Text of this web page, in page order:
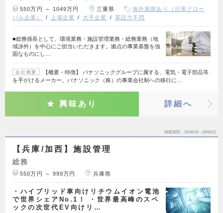
550万円 ～ 1049万円 三重県
海外展開あり（日系グロー
バル企業）
上場企業 大手企業 英語力不問
■総務係長として、環境業務・施設管理業務・総務業務（地
域渉外）を中心にご担当いただきます。拠点の事業基盤を強
固なものにし…
会社概要
【概要・特徴】 パナソニックグループに属する、電気・電子部品等
を手がけるメーカー。パナソニック（株）の事業会社制への移行に…
興味あり 詳細へ
掲載期間 26/06/18～26/08/12
【兵庫/加西】施設管理
総務
550万円 ～ 999万円 兵庫県
・ハイブリッド車向けリチウムイオン電池
で世界シェアNo.1！ ・世界最高峰のスペ
ックの次世代EV向けリ…